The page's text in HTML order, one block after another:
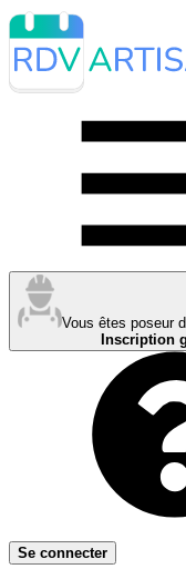
Vous êtes poseur
Inscription
Se connecter